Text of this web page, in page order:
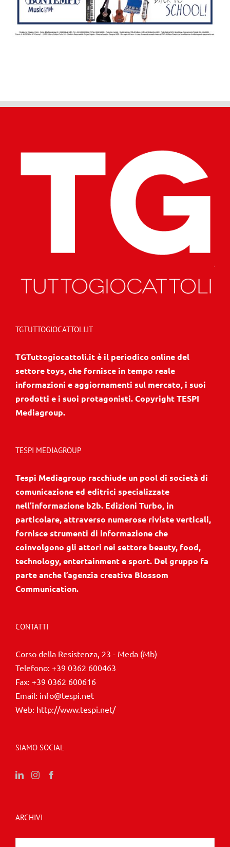
TGTUTTOGIOCATTOLI.IT
TGTuttogiocattoli.it è il periodico online del
settore toys, che fornisce in tempo reale
informazioni e aggiornamenti sul mercato, i suoi
prodotti e i suoi protagonisti. Copyright TESPI
Mediagroup.
TESPI MEDIAGROUP
Tespi Mediagroup racchiude un pool di società di
comunicazione ed editrici specializzate
nell’informazione b2b. Edizioni Turbo, in
particolare, attraverso numerose riviste verticali,
fornisce strumenti di informazione che
coinvolgono gli attori nei settore beauty, food,
technology, entertainment e sport. Del gruppo fa
parte anche l’agenzia creativa Blossom
Communication.
CONTATTI
Corso della Resistenza, 23 - Meda (Mb)
Telefono: +39 0362 600463
Fax: +39 0362 600616
Email: info@tespi.net
Web: http://www.tespi.net/
SIAMO SOCIAL
ARCHIVI